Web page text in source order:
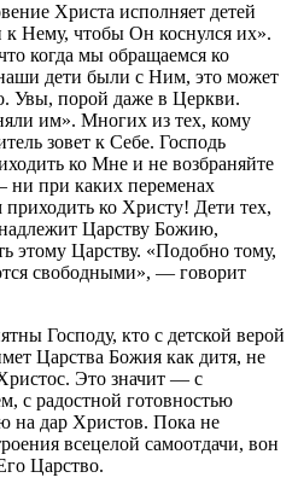
Христа исполняет детей
Нему, чтобы Он коснулся их».
когда мы обращаемся ко
дети были с Ним, это может
Увы, порой даже в Церкви.
им». Многих из тех, кому
зовет к Себе. Господь
ко Мне и не возбраняйте
при каких переменах
ко Христу! Дети тех,
Царству Божию,
этому Царству. «Подобно тому,
свободными», — говорит
Господу, кто с детской верой
Царства Божия как дитя, не
Это значит — с
с радостной готовностью
на дар Христов. Пока не
всецелой самоотдачи, вон
Царство.